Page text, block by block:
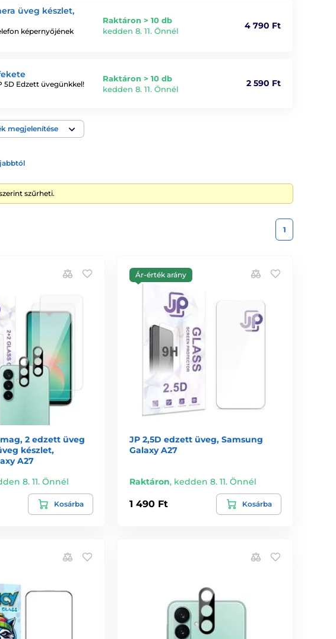
üveg készlet,
képernyőjének
Raktáron > 10 db
kedden 8. 11. Önnél
4 790 Ft
5D Edzett üvegünkkel!
Raktáron > 10 db
kedden 8. 11. Önnél
2 590 Ft
megjelenítése
szűrheti.
1
2 edzett üveg
készlet,
A27
8. 11. Önnél
Kosárba
Ár-érték arány
JP 2,5D edzett üveg, Samsung
Galaxy A27
Raktáron, kedden 8. 11. Önnél
1 490 Ft Kosárba